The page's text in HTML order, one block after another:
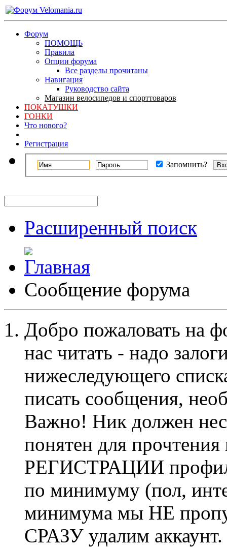
Форум
ПОМОЩЬ
Правила
Опции форума
Все разделы прочитаны
Навигация
Руководство сайта
Магазин велосипедов и спорттоваров
ПОКАТУШКИ
ГОНКИ
Что нового?
Регистрация
Запомнить?
Расширенный поиск
Сообщение форума
Добро пожаловать на
нас читать - надо
нижеследующего
писать сообщения,
Важно! Ник должен
понятен для
РЕГИСТРАЦИИ профиль
по минимуму (пол,
минимума мы НЕ
СРАЗУ удалим